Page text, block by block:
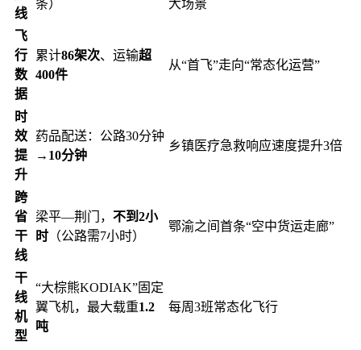
线
条）
大场景
飞
行
数
据
累计86架次、运输超
400件
从“首飞”走向“常态化运营”
时
效
提
升
药品配送：公路30分钟
→ 10分钟
乡镇医疗急救响应速度提升3倍
跨
省
干
线
梁平—荆门， 不到2小
时 （公路需7小时）
鄂渝之间首条“空中货运走廊”
干
线
机
型
“大棕熊KODIAK”固定
翼飞机，最大载重1.2
吨
每周3班常态化飞行